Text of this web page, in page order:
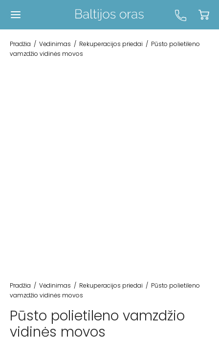
Pradžia / Vėdinimas / Rekuperacijos priedai / Pūsto polietileno
vamzdžio vidinės movos
Pradžia / Vėdinimas / Rekuperacijos priedai / Pūsto polietileno
vamzdžio vidinės movos
Pūsto polietileno vamzdžio
vidinės movos